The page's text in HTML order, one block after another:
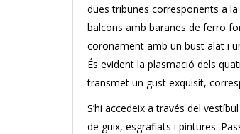
dues tribunes corresponents a
balcons amb baranes de ferro
coronament amb un bust alat i
És evident la plasmació dels
transmet un gust exquisit,
S’hi accedeix a través del
de guix, esgrafiats i pintures.